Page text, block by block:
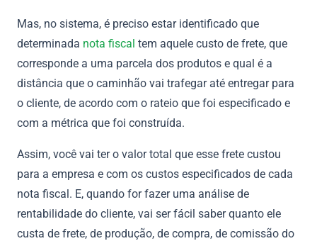
Mas, no sistema, é preciso estar identificado que
determinada nota fiscal tem aquele custo de frete, que
corresponde a uma parcela dos produtos e qual é a
distância que o caminhão vai trafegar até entregar para
o cliente, de acordo com o rateio que foi especificado e
com a métrica que foi construída.
Assim, você vai ter o valor total que esse frete custou
para a empresa e com os custos especificados de cada
nota fiscal. E, quando for fazer uma análise de
rentabilidade do cliente, vai ser fácil saber quanto ele
custa de frete, de produção, de compra, de comissão do